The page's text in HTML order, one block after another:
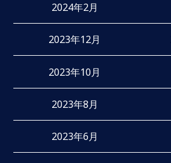
2024年2月
2023年12月
2023年10月
2023年8月
2023年6月